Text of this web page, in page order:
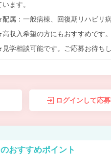
います。
属：一般病棟、回復期リハビ
収入希望の方にもおすすめです
学相談可能です。ご応募お待ちし
ログインして応
おすすめポイント